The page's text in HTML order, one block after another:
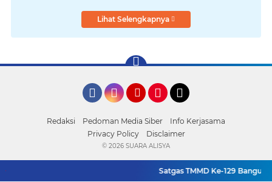
Lihat Selengkapnya
Redaksi Pedoman Media Siber
Info Kerjasama
Privacy Policy
Disclaimer
Satgas TMMD Ke-129 Bangun
© 2026 SUARA ALISYA